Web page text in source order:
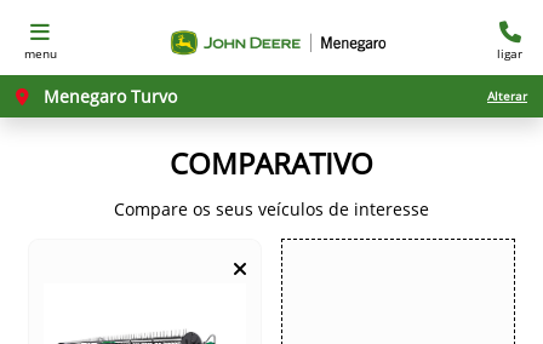
menu ligar
Menegaro Turvo Alterar
COMPARATIVO
Compare os seus veículos de interesse